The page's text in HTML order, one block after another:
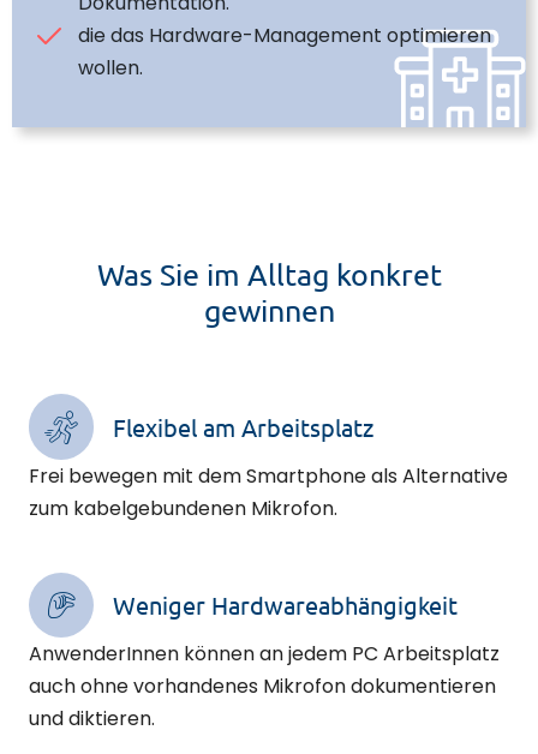
die das Hardware-Management optimieren
wollen.
Was Sie im Alltag konkret
gewinnen
Flexibel am Arbeitsplatz
Frei bewegen mit dem Smartphone als Alternative
zum kabelgebundenen Mikrofon.
Weniger Hardwareabhängigkeit
AnwenderInnen können an jedem PC Arbeitsplatz
auch ohne vorhandenes Mikrofon dokumentieren
und diktieren.